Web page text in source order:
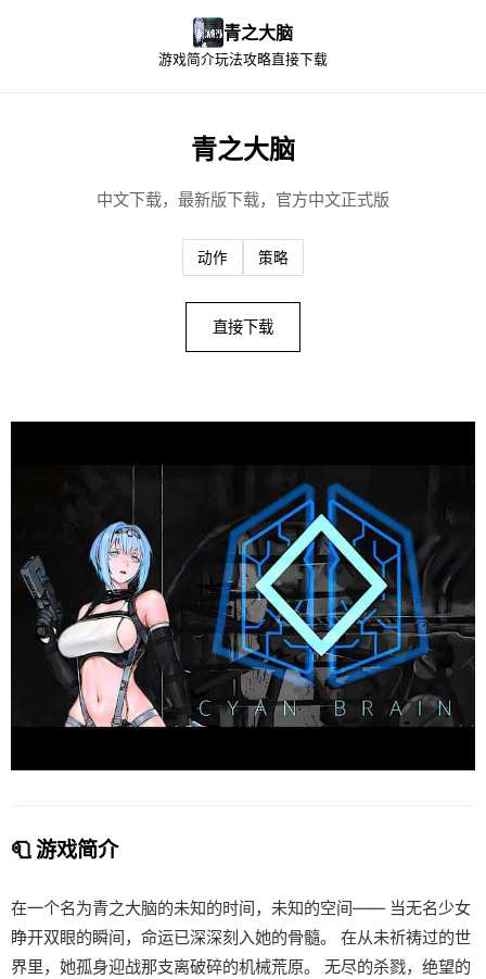
青之大脑
游戏简介玩法攻略直接下载
青之大脑
中文下载，最新版下载，官方中文正式版
动作 策略
直接下载
🧻 游戏简介
在一个名为青之大脑的未知的时间，未知的空间—— 当无名少女
睁开双眼的瞬间，命运已深深刻入她的骨髓。 在从未祈祷过的世
界里，她孤身迎战那支离破碎的机械荒原。 无尽的杀戮，绝望的